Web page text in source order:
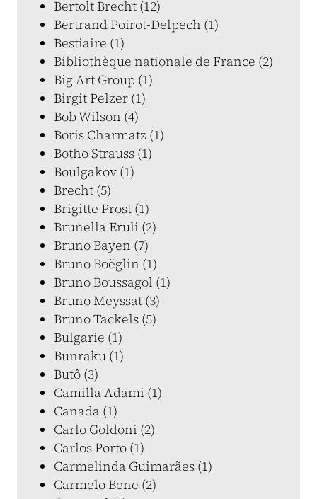
Bertolt Brecht (12)
Bertrand Poirot-Delpech (1)
Bestiaire (1)
Bibliothèque nationale de France (2)
Big Art Group (1)
Birgit Pelzer (1)
Bob Wilson (4)
Boris Charmatz (1)
Botho Strauss (1)
Boulgakov (1)
Brecht (5)
Brigitte Prost (1)
Brunella Eruli (2)
Bruno Bayen (7)
Bruno Boëglin (1)
Bruno Boussagol (1)
Bruno Meyssat (3)
Bruno Tackels (5)
Bulgarie (1)
Bunraku (1)
Butô (3)
Camilla Adami (1)
Canada (1)
Carlo Goldoni (2)
Carlos Porto (1)
Carmelinda Guimarães (1)
Carmelo Bene (2)